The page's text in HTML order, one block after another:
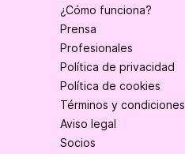
¿Cómo funciona?
Prensa
Profesionales
Política de privacidad
Política de cookies
Términos y condiciones
Aviso legal
Socios